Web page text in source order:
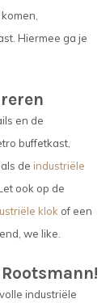
Hiermee ga je
en de
buffetkast,
de industriële
Let ook op de
klok of een
we like.
industriële